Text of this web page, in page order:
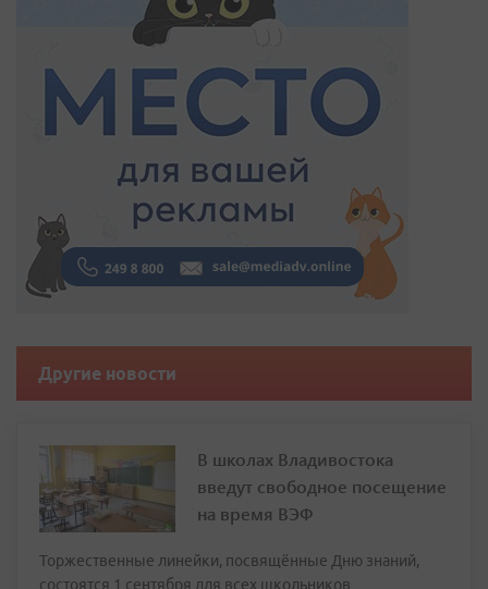
Другие новости
В школах Владивостока
введут свободное посещение
на время ВЭФ
Торжественные линейки, посвящённые Дню знаний,
состоятся 1 сентября для всех школьников